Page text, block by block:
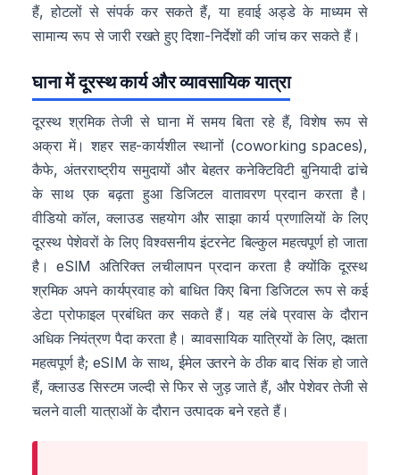
हैं, होटलों से संपर्क कर सकते हैं, या हवाई अड्डे के माध्यम से
सामान्य रूप से जारी रखते हुए दिशा-निर्देशों की जांच कर सकते हैं।
घाना में दूरस्थ कार्य और व्यावसायिक यात्रा
दूरस्थ श्रमिक तेजी से घाना में समय बिता रहे हैं, विशेष रूप से
अक्रा में। शहर सह-कार्यशील स्थानों (coworking spaces),
कैफे, अंतरराष्ट्रीय समुदायों और बेहतर कनेक्टिविटी बुनियादी ढांचे
के साथ एक बढ़ता हुआ डिजिटल वातावरण प्रदान करता है।
वीडियो कॉल, क्लाउड सहयोग और साझा कार्य प्रणालियों के लिए
दूरस्थ पेशेवरों के लिए विश्वसनीय इंटरनेट बिल्कुल महत्वपूर्ण हो जाता
है। eSIM अतिरिक्त लचीलापन प्रदान करता है क्योंकि दूरस्थ
श्रमिक अपने कार्यप्रवाह को बाधित किए बिना डिजिटल रूप से कई
डेटा प्रोफाइल प्रबंधित कर सकते हैं। यह लंबे प्रवास के दौरान
अधिक नियंत्रण पैदा करता है। व्यावसायिक यात्रियों के लिए, दक्षता
महत्वपूर्ण है; eSIM के साथ, ईमेल उतरने के ठीक बाद सिंक हो जाते
हैं, क्लाउड सिस्टम जल्दी से फिर से जुड़ जाते हैं, और पेशेवर तेजी से
चलने वाली यात्राओं के दौरान उत्पादक बने रहते हैं।